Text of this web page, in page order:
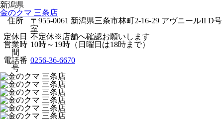
新潟県
金のクマ 三条店
住所
〒955-0061 新潟県三条市林町2-16-29 アヴニールII D号
室
定休日 不定休※店舗へ確認お願いします
営業時
間
10時～19時（日曜日は18時まで）
電話番
号
0256-36-6670